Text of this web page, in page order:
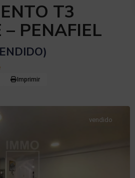
T3
– PENAFIEL
Imprimir
vendido